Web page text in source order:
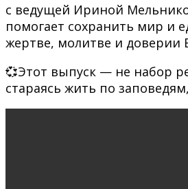
с ведущей Ириной
помогает сохранить мир и
жертве, молитве и доверии
💞Этот выпуск — не набор
стараясь жить по